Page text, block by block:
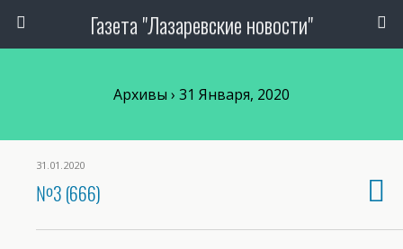
Газета "Лазаревские новости"
Архивы › 31 Января, 2020
31.01.2020
№3 (666)